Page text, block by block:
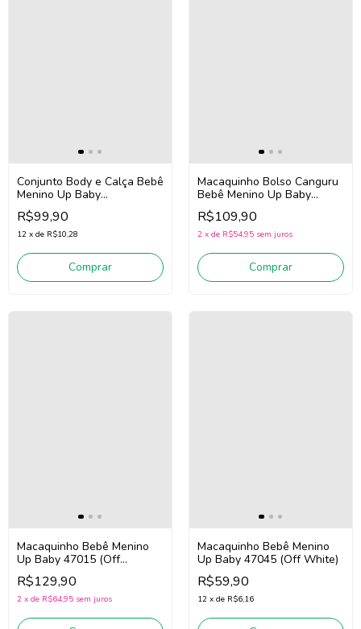
Conjunto Body e Calça Bebê
Menino Up Baby
47046(Verde)
R$99,90
12 x de R$10,28
Comprar
Macaquinho Bolso Canguru
Bebê Menino Up Baby
47011 (Off White/Azul)
R$109,90
2 x de R$54,95 sem juros
Comprar
Macaquinho Bebê Menino
Up Baby 47015 (Off
White/Azul)
R$129,90
2 x de R$64,95 sem juros
Macaquinho Bebê Menino
Up Baby 47045 (Off White)
R$59,90
12 x de R$6,16